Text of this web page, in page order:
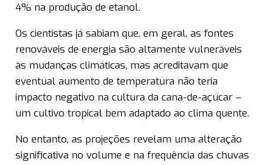
4% na produção de etanol.
Os cientistas já sabiam que, em geral, as fontes
renováveis de energia são altamente vulneráveis
às mudanças climáticas, mas acreditavam que
eventual aumento de temperatura não teria
impacto negativo na cultura da cana-de-açúcar –
um cultivo tropical bem adaptado ao clima quente.
No entanto, as projeções revelam uma alteração
significativa no volume e na frequência das chuvas